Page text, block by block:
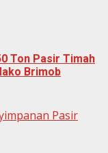
Ton Pasir Timah
Brimob
Pasir